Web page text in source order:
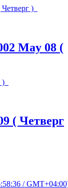
May 08 (
( Четверг